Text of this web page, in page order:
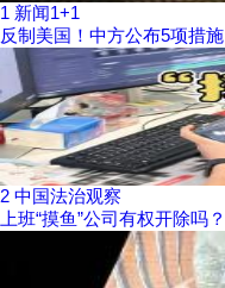
1 新闻1+1
反制美国！中方公布5项措施
2 中国法治观察
上班“摸鱼”公司有权开除吗？